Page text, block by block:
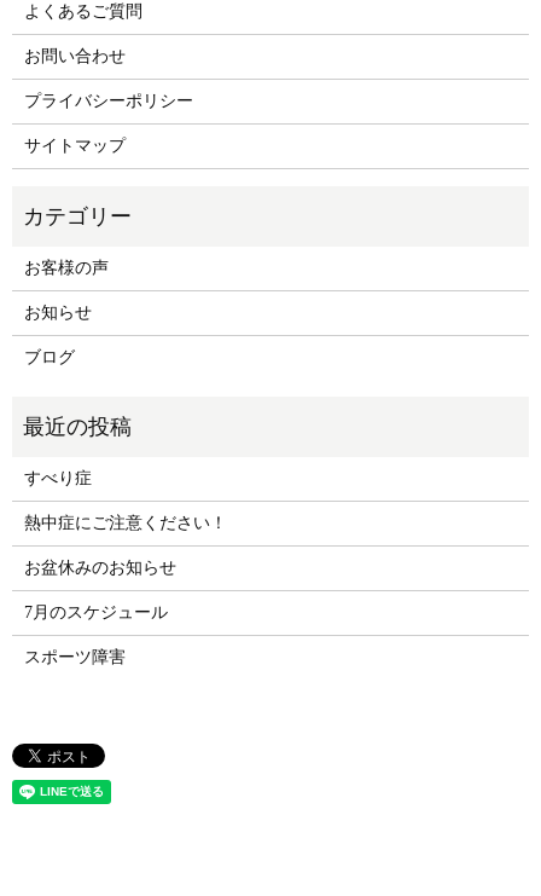
よくあるご質問
お問い合わせ
プライバシーポリシー
サイトマップ
お客様の声
お知らせ
ブログ
すべり症
熱中症にご注意ください！
お盆休みのお知らせ
7月のスケジュール
スポーツ障害